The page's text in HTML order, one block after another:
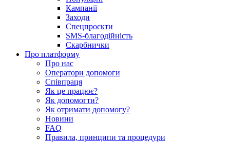
Кампанії
Заходи
Спецпроєкти
SMS-благодійність
Скарбнички
Про платформу
Про нас
Оператори допомоги
Співпраця
Як це працює?
Як допомогти?
Як отримати допомогу?
Новини
FAQ
Правила, принципи та процедури